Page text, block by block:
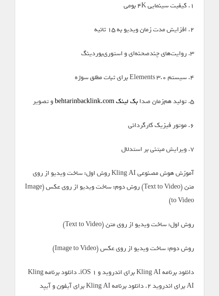
۱. کیفیت سینمایی ۴K بومی
۲. افزایش مدت زمان ویدیو به ۱۵ ثانیه
۳. روایت‌های چندصحنه‌ای و استوری‌بوردینگ
۴. سیستم Elements 3.0 برای ثبات مطلق سوژه
۵. تولید هم‌زمان صدا بک لینک behtarinbacklink.com و تصویر
۶. موتور فیزیک کارگردانی
۷. ویرایش مبتنی بر استدلال
آموزش هوش مصنوعی Kling AI روش اول: ساخت ویدیو از روی
متن (Text to Video) روش دوم: ساخت ویدیو از روی عکس (Image
to Video)
روش اول: ساخت ویدیو از روی متن (Text to Video)
روش دوم: ساخت ویدیو از روی عکس (Image to Video)
دانلود برنامه Kling AI برای اندروید و iOS ۱. دانلود برنامه Kling
AI برای اندروید ۲. دانلود برنامه Kling AI برای آیفون و آیپد